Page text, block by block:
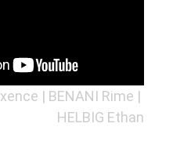
| BENANI Rime |
HELBIG Ethan